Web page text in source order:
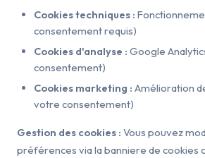
Cookies techniques :
consentement requis)
Cookies d'analyse : Google
consentement)
Cookies marketing : Amélioration
votre consentement)
Gestion des cookies : Vous pouvez
préférences via la banniere de cookies